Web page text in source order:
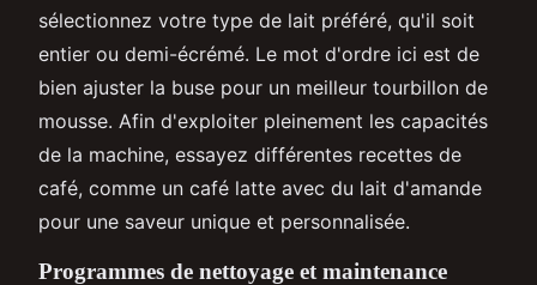
sélectionnez votre type de lait préféré, qu'il soit
entier ou demi-écrémé. Le mot d'ordre ici est de
bien ajuster la buse pour un meilleur tourbillon de
mousse. Afin d'exploiter pleinement les capacités
de la machine, essayez différentes recettes de
café, comme un café latte avec du lait d'amande
pour une saveur unique et personnalisée.
Programmes de nettoyage et maintenance